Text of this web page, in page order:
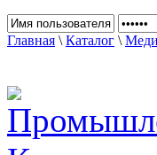
Главная \ Каталог \